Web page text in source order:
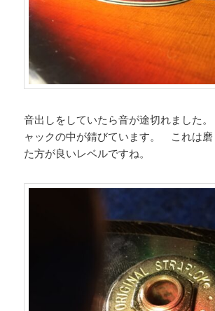
音出しをしていたら音が途切れました
ャックの中が錆びています。 これは磨
た方が良いレベルですね。